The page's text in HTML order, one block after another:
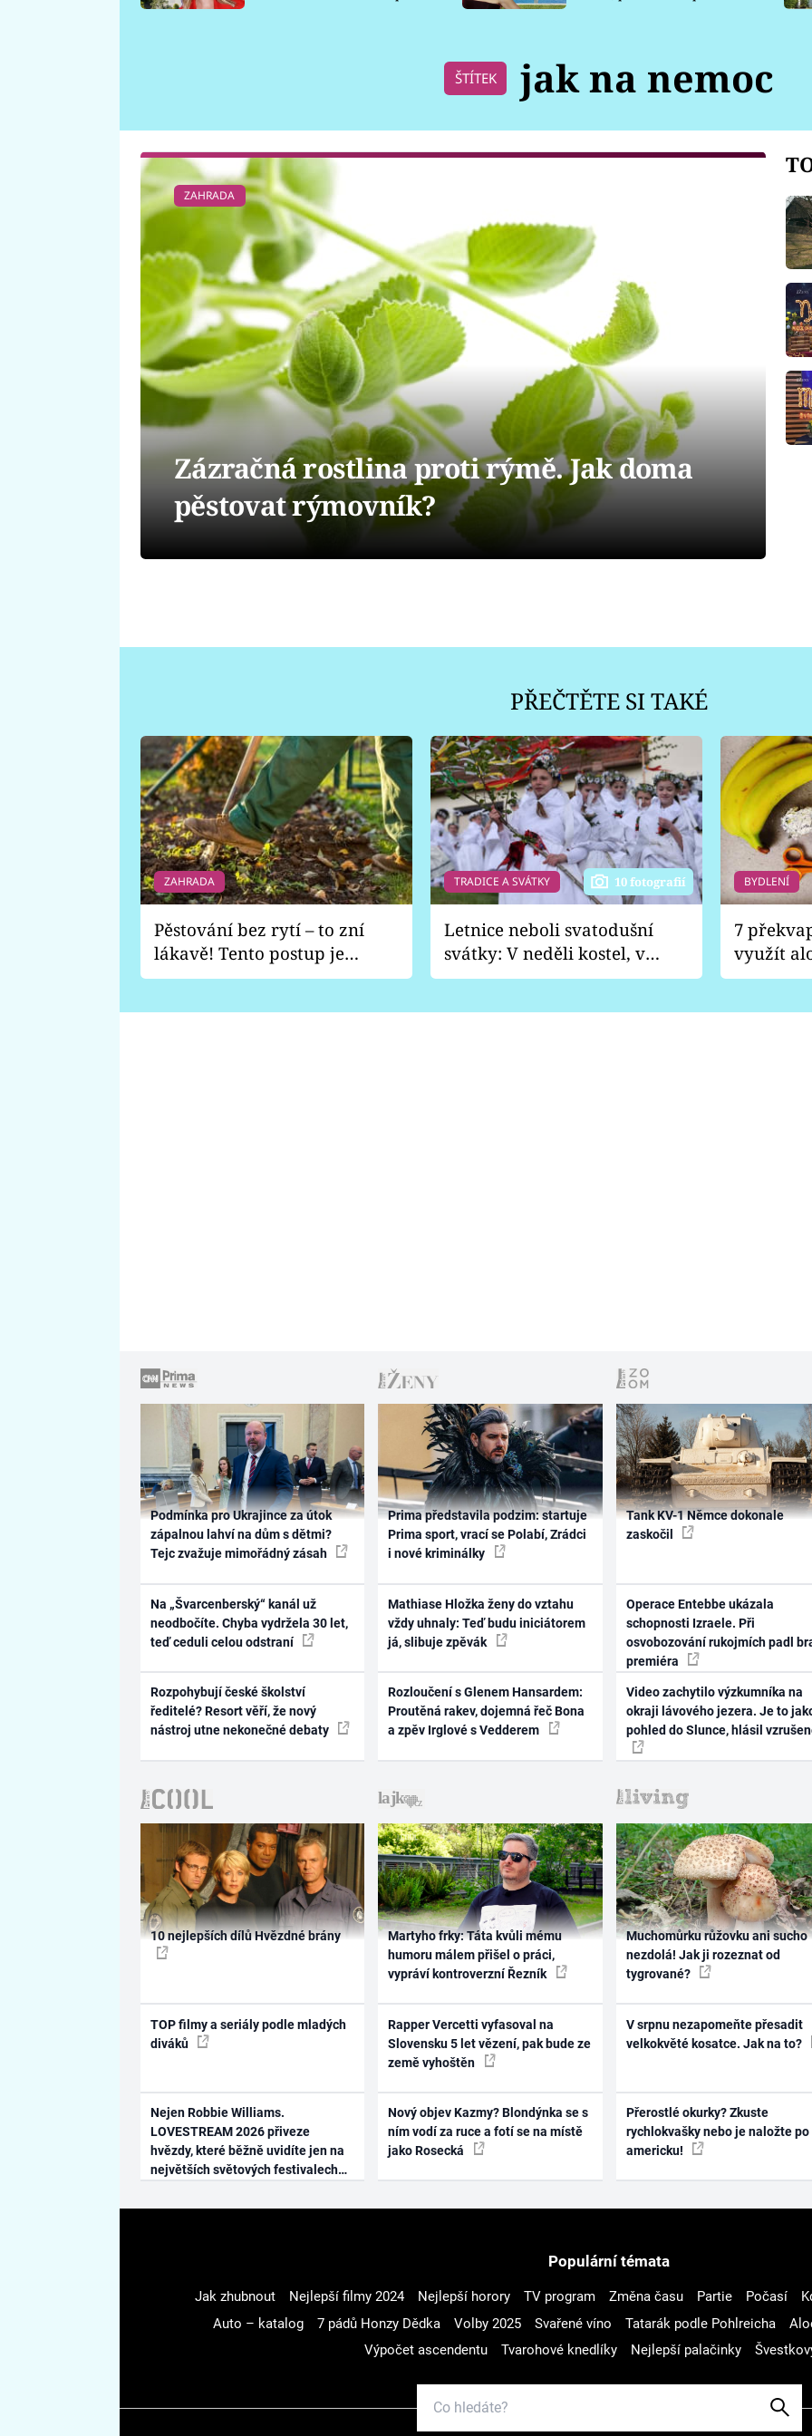
ŠTÍTEK jak na nemoc
ZAHRADA
Zázračná rostlina proti rýmě. Jak doma
pěstovat rýmovník?
PŘEČTĚTE SI TAKÉ
ZAHRADA
Pěstování bez rytí – to zní
lákavě! Tento postup je
vhodný jen pro některé
TRADICE A SVÁTKY 10 fotografií
Letnice neboli svatodušní
svátky: V neděli kostel, v
pondělí zábava
BYDLENÍ
7
využít
Podmínka pro Ukrajince za útok
zápalnou lahví na dům s dětmi?
Tejc zvažuje mimořádný zásah
Na „Švarcenberský“ kanál už
neodbočíte. Chyba vydržela 30 let,
teď ceduli celou odstraní
Rozpohybují české školství
ředitelé? Resort věří, že nový
nástroj utne nekonečné debaty
Prima představila podzim: startuje
Prima sport, vrací se Polabí, Zrádci
i nové kriminálky
Mathiase Hložka ženy do vztahu
vždy uhnaly: Teď budu iniciátorem
já, slibuje zpěvák
Rozloučení s Glenem Hansardem:
Proutěná rakev, dojemná řeč Bona
a zpěv Irglové s Vedderem
Tank KV-1 Němce dokonale
zaskočil
Operace Entebbe ukázala
schopnosti Izraele. Při
osvobozování rukojmích padl
premiéra
Video zachytilo výzkumníka na
okraji lávového jezera. Je to
pohled do Slunce, hlásil
10 nejlepších dílů Hvězdné brány
TOP filmy a seriály podle mladých
diváků
Nejen Robbie Williams.
LOVESTREAM 2026 přiveze
hvězdy, které běžně uvidíte jen na
největších světových festivalech
Martyho frky: Táta kvůli mému
humoru málem přišel o práci,
vypráví kontroverzní Řezník
Rapper Vercetti vyfasoval na
Slovensku 5 let vězení, pak bude ze
země vyhoštěn
Nový objev Kazmy? Blondýnka se s
ním vodí za ruce a fotí se na místě
jako Rosecká
Muchomůrku růžovku ani sucho
nezdolá! Jak ji rozeznat od
tygrované?
V srpnu nezapomeňte přesadit
velkokvěté kosatce. Jak na to?
Přerostlé okurky? Zkuste
rychlokvašky nebo je naložte po
americku!
Populární témata
Jak zhubnout Nejlepší filmy 2024 Nejlepší horory TV program Změna času Partie Počasí
Auto – katalog
7 pádů Honzy Dědka Volby 2025 Svařené víno Tatarák podle Pohlreicha
Výpočet ascendentu
Tvarohové knedlíky Nejlepší palačinky